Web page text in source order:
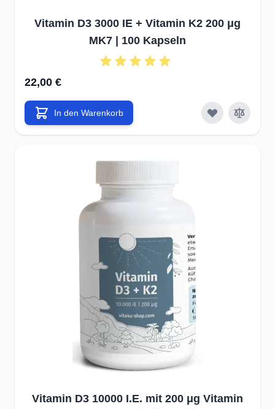
Vitamin D3 3000 IE + Vitamin K2 200 μg
MK7 | 100 Kapseln
22,00 €
In den Warenkorb
Vitamin D3 10000 I.E. mit 200 μg Vitamin